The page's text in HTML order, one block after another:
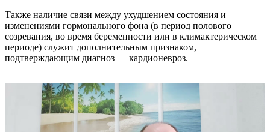
Также наличие связи между ухудшением состояния и
изменениями гормонального фона (в период полового
созревания, во время беременности или в климактерическом
периоде) служит дополнительным признаком,
подтверждающим диагноз — кардионевроз.